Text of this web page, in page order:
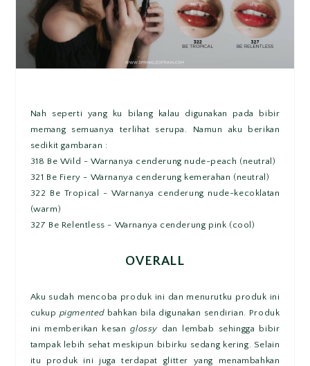
Nah seperti yang ku bilang kalau digunakan pada bibir
memang semuanya terlihat serupa. Namun aku berikan
sedikit gambaran :
318 Be Wild - Warnanya cenderung nude-peach (neutral)
321 Be Fiery - Warnanya cenderung kemerahan (neutral)
322 Be Tropical - Warnanya cenderung nude-kecoklatan
(warm)
327 Be Relentless - Warnanya cenderung pink (cool)
OVERALL
Aku sudah mencoba produk ini dan menurutku produk ini
cukup pigmented bahkan bila digunakan sendirian. Produk
ini memberikan kesanglossy dan lembab sehingga bibir
tampak lebih sehat meskipun bibirku sedang kering. Selain
itu produk ini juga terdapat glitter yang menambahkan